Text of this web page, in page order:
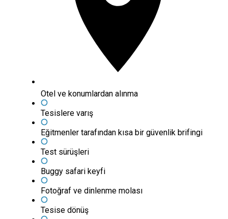
Otel ve konumlardan alınma
Tesislere varış
Eğitmenler tarafından kısa bir güvenlik brifingi
Test sürüşleri
Buggy safari keyfi
Fotoğraf ve dinlenme molası
Tesise dönüş